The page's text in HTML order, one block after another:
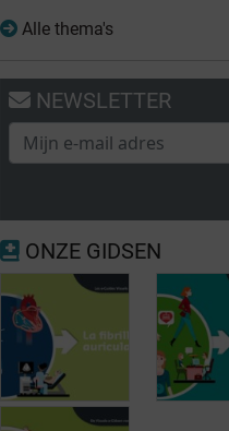
Alle thema's
NEWSLETTER
ONZE GIDSEN